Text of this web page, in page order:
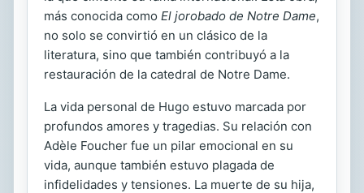
más conocida como El jorobado de Notre Dame,
no solo se convirtió en un clásico de la
literatura, sino que también contribuyó a la
restauración de la catedral de Notre Dame.
La vida personal de Hugo estuvo marcada por
profundos amores y tragedias. Su relación con
Adèle Foucher fue un pilar emocional en su
vida, aunque también estuvo plagada de
infidelidades y tensiones. La muerte de su hija,